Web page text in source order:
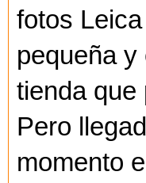
fotos
pequeña
tienda que
Pero
momento